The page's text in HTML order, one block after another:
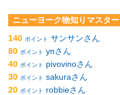
ニューヨーク物知りマスター
140 ポイント サンサンさん
80 ポイント ynさん
40 ポイント
pivovinoさん
30 ポイント sakuraさん
20 ポイント robbieさん